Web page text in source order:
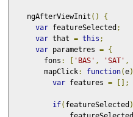
    ngAfterViewInit
()
{
var featureSelected ;
var that = this ;
var parametres = {
        fons
: 'BAS' , 'SAT' ,
        mapClick
: function(e)
var features = [];
if( featureSelected )